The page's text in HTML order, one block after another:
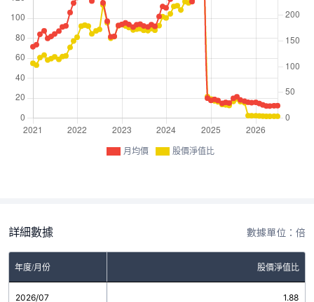
月均價 股價淨值比
詳細數據 數據單位：倍
年度/月份 股價淨值比
2026/07 1.88